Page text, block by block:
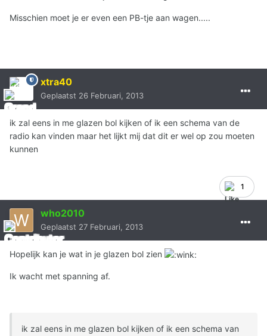
Misschien moet je er even een PB-tje aan wagen.....
xtra40
Geplaatst 26 Februari, 2013
ik zal eens in me glazen bol kijken of ik een schema van de
radio kan vinden maar het lijkt mij dat dit er wel op zou moeten
kunnen
1
who2010
Geplaatst 27 Februari, 2013
Hopelijk kan je wat in je glazen bol zien
Ik wacht met spanning af.
ik zal eens in me glazen bol kijken of ik een schema van